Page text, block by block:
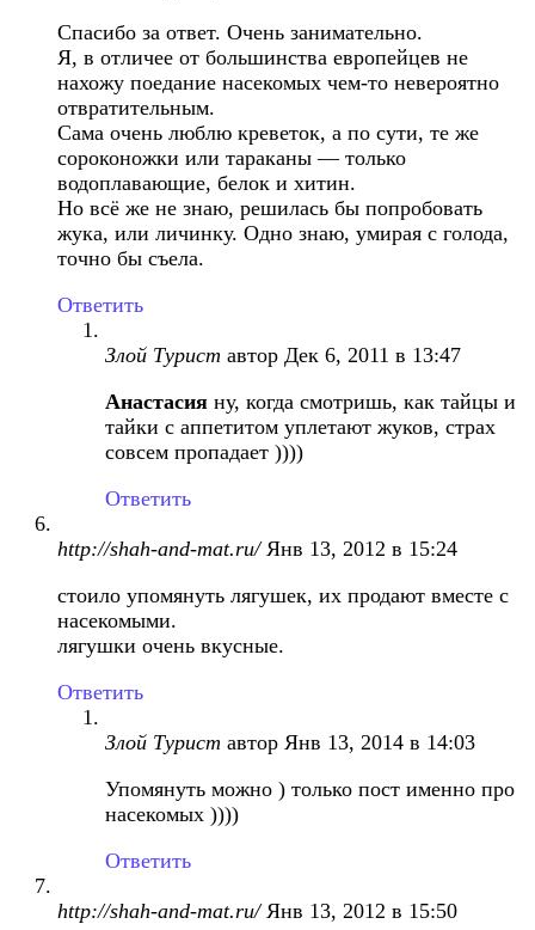
Спасибо за ответ. Очень занимательно.
Я, в отличее от большинства европейцев не
нахожу поедание насекомых чем-то невероятно
отвратительным.
Сама очень люблю креветок, а по сути, те же
сороконожки или тараканы — только
водоплавающие, белок и хитин.
Но всё же не знаю, решилась бы попробовать
жука, или личинку. Одно знаю, умирая с голода,
точно бы съела.
Ответить
Злой Турист автор Дек 6, 2011 в 13:47
Анастасия ну, когда смотришь, как тайцы и
тайки с аппетитом уплетают жуков, страх
совсем пропадает ))))
Ответить
http://shah-and-mat.ru/ Янв 13, 2012 в 15:24
стоило упомянуть лягушек, их продают вместе с
насекомыми.
лягушки очень вкусные.
Ответить
Злой Турист автор Янв 13, 2014 в 14:03
Упомянуть можно ) только пост именно про
насекомых ))))
Ответить
http://shah-and-mat.ru/ Янв 13, 2012 в 15:50